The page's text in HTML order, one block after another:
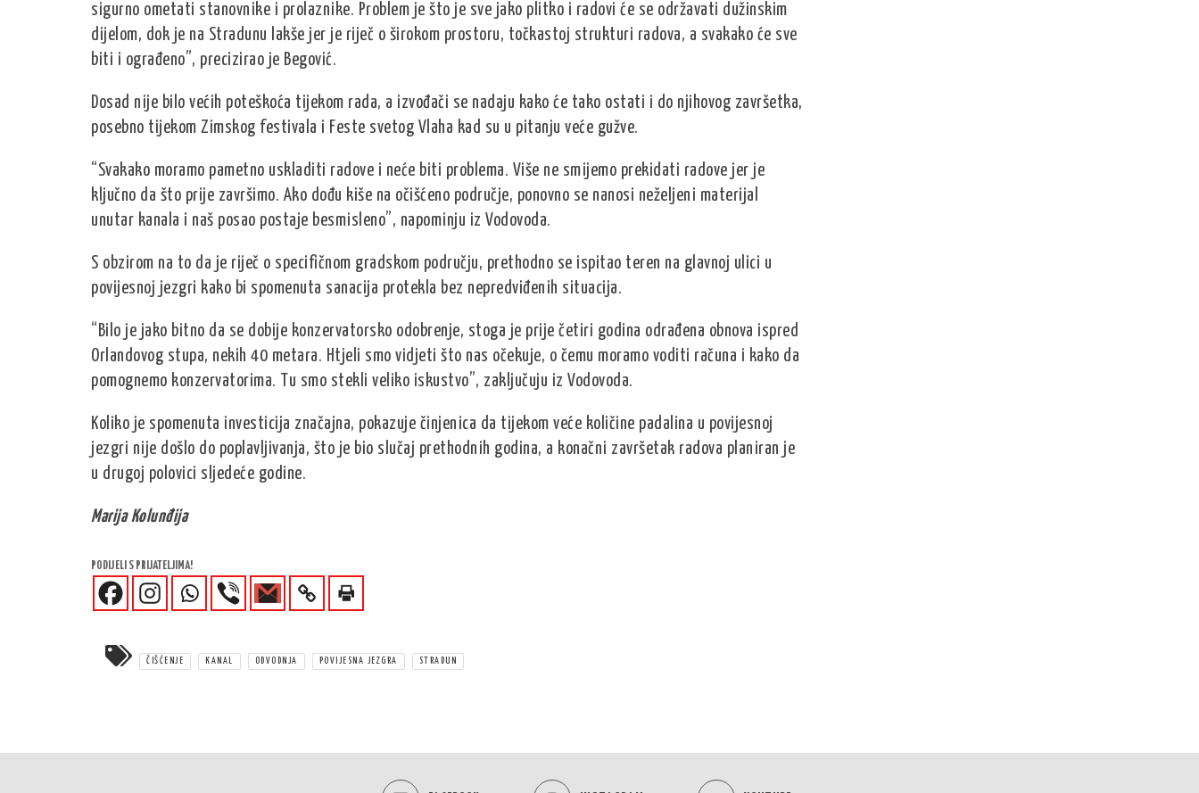
sigurno ometati stanovnike i prolaznike. Problem je što je sve jako plitko i radovi će se održavati dužinskim
dijelom, dok je na Stradunu lakše jer je riječ o širokom prostoru, točkastoj strukturi radova, a svakako će sve
biti i ograđeno”, precizirao je Begović.
Dosad nije bilo većih poteškoća tijekom rada, a izvođači se nadaju kako će tako ostati i do njihovog završetka,
posebno tijekom Zimskog festivala i Feste svetog Vlaha kad su u pitanju veće gužve.
“Svakako moramo pametno uskladiti radove i neće biti problema. Više ne smijemo prekidati radove jer je
ključno da što prije završimo. Ako dođu kiše na očišćeno područje, ponovno se nanosi neželjeni materijal
unutar kanala i naš posao postaje besmisleno”, napominju iz Vodovoda.
S obzirom na to da je riječ o specifičnom gradskom području, prethodno se ispitao teren na glavnoj ulici u
povijesnoj jezgri kako bi spomenuta sanacija protekla bez nepredviđenih situacija.
“Bilo je jako bitno da se dobije konzervatorsko odobrenje, stoga je prije četiri godina odrađena obnova ispred
Orlandovog stupa, nekih 40 metara. Htjeli smo vidjeti što nas očekuje, o čemu moramo voditi računa i kako da
pomognemo konzervatorima. Tu smo stekli veliko iskustvo”, zaključuju iz Vodovoda.
Koliko je spomenuta investicija značajna, pokazuje činjenica da tijekom veće količine padalina u povijesnoj
jezgri nije došlo do poplavljivanja, što je bio slučaj prethodnih godina, a konačni završetak radova planiran je
u drugoj polovici sljedeće godine.
Marija Kolunđija
PODIJELI S PRIJATELJIMA!
ČIŠĆENJE KANAL ODVODNJA POVIJESNA JEZGRA STRADUN